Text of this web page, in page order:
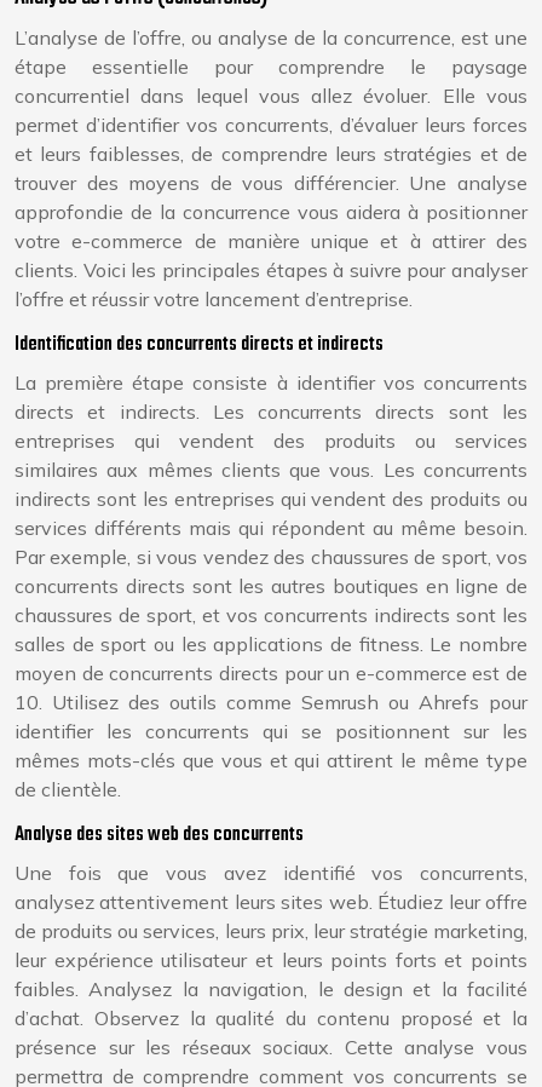
L’analyse de l’offre, ou analyse de la concurrence, est une
étape essentielle pour comprendre le paysage
concurrentiel dans lequel vous allez évoluer. Elle vous
permet d’identifier vos concurrents, d’évaluer leurs forces
et leurs faiblesses, de comprendre leurs stratégies et de
trouver des moyens de vous différencier. Une analyse
approfondie de la concurrence vous aidera à positionner
votre e-commerce de manière unique et à attirer des
clients. Voici les principales étapes à suivre pour analyser
l’offre et réussir votre lancement d’entreprise.
Identification des concurrents directs et indirects
La première étape consiste à identifier vos concurrents
directs et indirects. Les concurrents directs sont les
entreprises qui vendent des produits ou services
similaires aux mêmes clients que vous. Les concurrents
indirects sont les entreprises qui vendent des produits ou
services différents mais qui répondent au même besoin.
Par exemple, si vous vendez des chaussures de sport, vos
concurrents directs sont les autres boutiques en ligne de
chaussures de sport, et vos concurrents indirects sont les
salles de sport ou les applications de fitness. Le nombre
moyen de concurrents directs pour un e-commerce est de
10. Utilisez des outils comme Semrush ou Ahrefs pour
identifier les concurrents qui se positionnent sur les
mêmes mots-clés que vous et qui attirent le même type
de clientèle.
Analyse des sites web des concurrents
Une fois que vous avez identifié vos concurrents,
analysez attentivement leurs sites web. Étudiez leur offre
de produits ou services, leurs prix, leur stratégie marketing,
leur expérience utilisateur et leurs points forts et points
faibles. Analysez la navigation, le design et la facilité
d’achat. Observez la qualité du contenu proposé et la
présence sur les réseaux sociaux. Cette analyse vous
permettra de comprendre comment vos concurrents se